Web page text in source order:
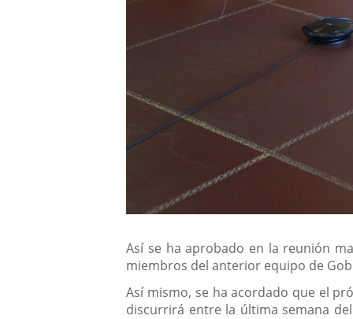
Así se ha aprobado en la reunión
miembros del anterior equipo de
Así mismo, se ha acordado que el
discurrirá entre la última semana